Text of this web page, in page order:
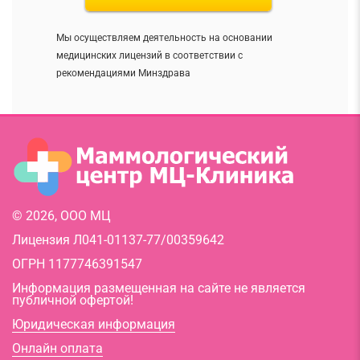
Мы осуществляем деятельность на основании
медицинских лицензий в соответствии с
рекомендациями Минздрава
© 2026, ООО МЦ
Лицензия Л041-01137-77/00359642
ОГРН 1177746391547
Информация размещенная на сайте не является
публичной офертой!
Юридическая информация
Онлайн оплата